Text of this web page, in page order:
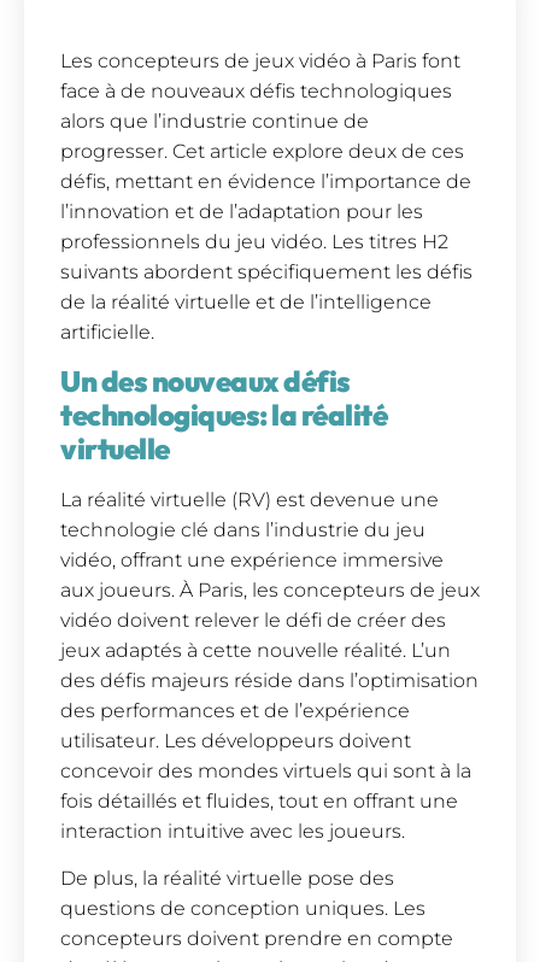
Les concepteurs de jeux vidéo à Paris font
face à de nouveaux défis technologiques
alors que l’industrie continue de
progresser. Cet article explore deux de ces
défis, mettant en évidence l’importance de
l’innovation et de l’adaptation pour les
professionnels du jeu vidéo. Les titres H2
suivants abordent spécifiquement les défis
de la réalité virtuelle et de l’intelligence
artificielle.
Un des nouveaux défis
technologiques: la réalité
virtuelle
La réalité virtuelle (RV) est devenue une
technologie clé dans l’industrie du jeu
vidéo, offrant une expérience immersive
aux joueurs. À Paris, les concepteurs de jeux
vidéo doivent relever le défi de créer des
jeux adaptés à cette nouvelle réalité. L’un
des défis majeurs réside dans l’optimisation
des performances et de l’expérience
utilisateur. Les développeurs doivent
concevoir des mondes virtuels qui sont à la
fois détaillés et fluides, tout en offrant une
interaction intuitive avec les joueurs.
De plus, la réalité virtuelle pose des
questions de conception uniques. Les
concepteurs doivent prendre en compte